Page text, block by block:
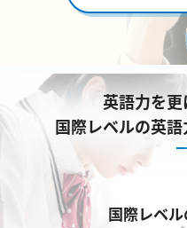
英語力を更
国際レベルの英
国際レベ